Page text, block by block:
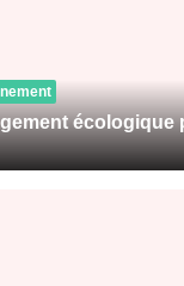
écologique